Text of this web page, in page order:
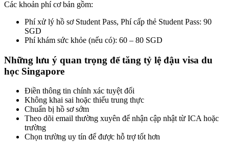
Các khoản phí cơ bản gồm:
Phí xử lý hồ sơ Student Pass, Phí cấp thẻ Student Pass: 90
SGD
Phí khám sức khỏe (nếu có): 60 – 80 SGD
Những lưu ý quan trọng để tăng tỷ lệ đậu visa du
học Singapore
Điền thông tin chính xác tuyệt đối
Không khai sai hoặc thiếu trung thực
Chuẩn bị hồ sơ sớm
Theo dõi email thường xuyên để nhận cập nhật từ ICA hoặc
trường
Chọn trường uy tín để được hỗ trợ tốt hơn